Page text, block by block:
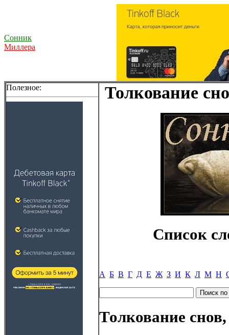
Сонник
Миллера
Полезное: Толкование
Список
А Б В Г Д Е Ж З И К Л М Н
Толкование